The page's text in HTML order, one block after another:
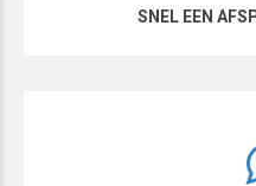
SNEL EEN